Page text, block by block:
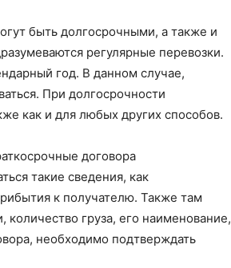
быть долгосрочными, а также и
регулярные перевозки.
год. В данном случае,
При долгосрочности
как и для любых других способов.
договора
такие сведения, как
к получателю. Также там
количество груза, его наименование,
необходимо подтверждать